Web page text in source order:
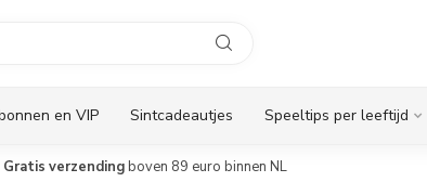
en VIP Sintcadeautjes Speeltips per leeftijd
Gratis verzendingboven 89 euro binnen NL